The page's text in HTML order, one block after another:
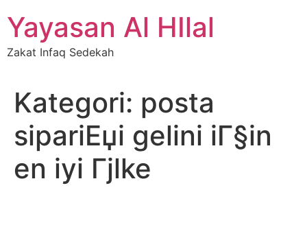
to
content
Yayasan Al HIlal
Zakat Infaq Sedekah
Kategori: posta
sipariЕџi gelini iГ§in
en iyi Гјlke